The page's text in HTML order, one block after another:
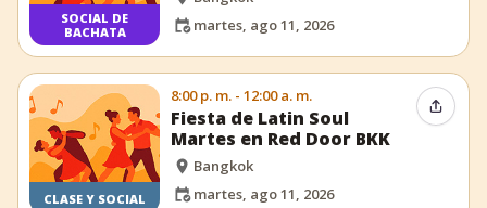
SOCIAL DE
BACHATA
martes, ago 11, 2026
CLASE Y SOCIAL
8:00 p. m. - 12:00 a. m.
Fiesta de Latin Soul
Martes en Red Door BKK
Bangkok
martes, ago 11, 2026